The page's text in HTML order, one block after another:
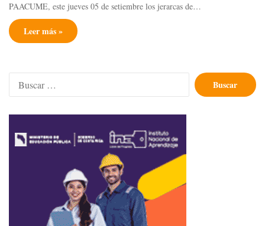
PAACUME, este jueves 05 de setiembre los jerarcas de…
Leer más »
Buscar: